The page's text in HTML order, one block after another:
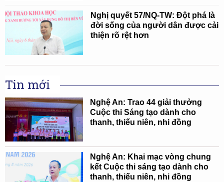
Nghị quyết 57/NQ-TW: Đột phá là
đời sống của người dân được cải
thiện rõ rệt hơn
Tin mới
Nghệ An: Trao 44 giải thưởng
Cuộc thi Sáng tạo dành cho
thanh, thiếu niên, nhi đồng
Nghệ An: Khai mạc vòng chung
kết Cuộc thi sáng tạo dành cho
thanh, thiếu niên, nhi đồng